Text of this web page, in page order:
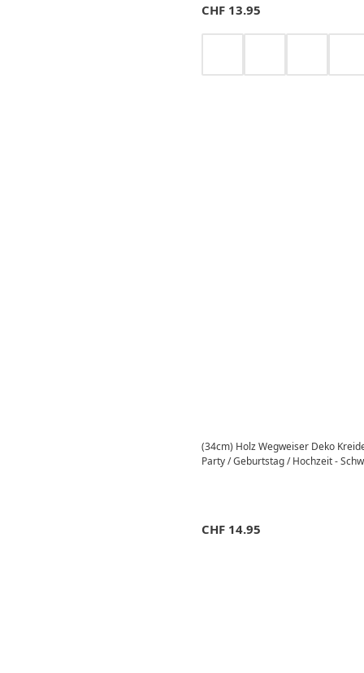
CHF 13.95
(34cm) Holz Wegweiser Deko
Party / Geburtstag / Hochzeit -
CHF 14.95